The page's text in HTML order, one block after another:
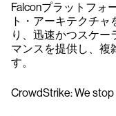
Falconプラットフォ
ト・アーキテクチ
り、迅速かつスケー
マンスを提供し、複
す。
CrowdStrike: We